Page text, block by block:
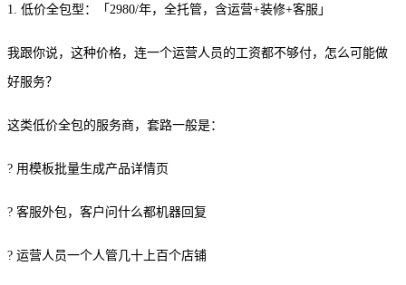
1. 低价全包型：「2980/年，全托管，含运营+装修+客服」
我跟你说，这种价格，连一个运营人员的工资都不够付，怎么可能做
好服务？
这类低价全包的服务商，套路一般是：
? 用模板批量生成产品详情页
? 客服外包，客户问什么都机器回复
? 运营人员一个人管几十上百个店铺